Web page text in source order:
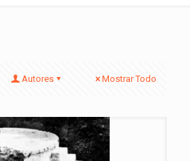
Autores Mostrar Todo